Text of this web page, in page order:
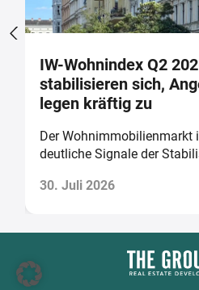
IW-Wohnindex Q2
stabilisieren sich,
legen kräftig zu
Der Wohnimmobilienmarkt
deutliche Signale der
30. Juli 2026